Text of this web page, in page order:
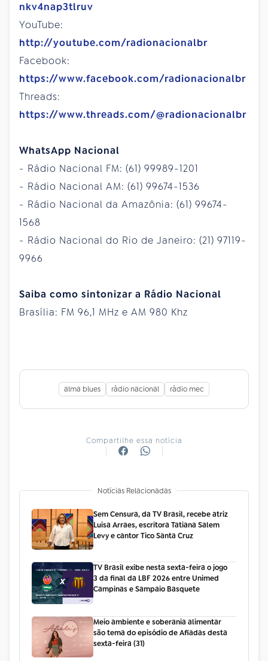
nkv4nap3tlruv
YouTube:
http://youtube.com/radionacionalbr
Facebook:
https://www.facebook.com/radionacionalbr
Threads:
https://www.threads.com/@radionacionalbr
WhatsApp Nacional
- Rádio Nacional FM: (61) 99989-1201
- Rádio Nacional AM: (61) 99674-1536
- Rádio Nacional da Amazônia: (61) 99674-
1568
- Rádio Nacional do Rio de Janeiro: (21) 97119-
9966
Saiba como sintonizar a Rádio Nacional
Brasília: FM 96,1 MHz e AM 980 Khz
alma blues rádio nacional rádio mec
Compartilhe essa notícia
Notícias Relacionadas
Sem Censura, da TV Brasil, recebe atriz
Luisa Arraes, escritora Tatiana Salem
Levy e cantor Tico Santa Cruz
TV Brasil exibe nesta sexta-feira o jogo
3 da final da LBF 2026 entre Unimed
Campinas e Sampaio Basquete
Meio ambiente e soberania alimentar
são tema do episódio de Afiadas desta
sexta-feira (31)